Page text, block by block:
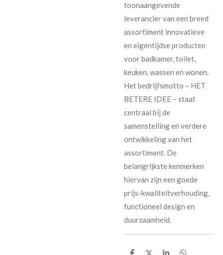
toonaangevende
leverancier van een breed
assortiment innovatieve
en eigentijdse producten
voor badkamer, toilet,
keuken, wassen en wonen.
Het bedrijfsmotto – HET
BETERE IDEE – staat
centraal bij de
samenstelling en verdere
ontwikkeling van het
assortiment. De
belangrijkste kenmerken
hiervan zijn een goede
prijs-kwaliteitverhouding,
functioneel design en
duurzaamheid.